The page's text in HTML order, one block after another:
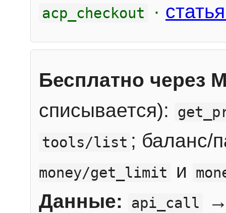
acp_checkout ·
Бесплатно через
списывается):
tools/list ; баланс/
money/get_limit и
Данные: api_call